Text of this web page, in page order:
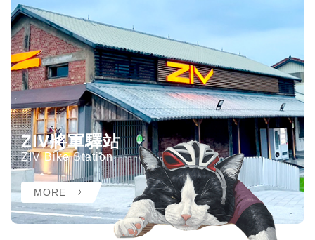
ZIV將軍驛站
ZIV Bike Station
MORE